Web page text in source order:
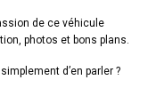
de ce véhicule
photos et bons plans.
d’en parler ?